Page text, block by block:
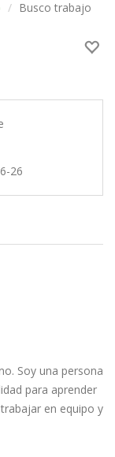
Busco trabajo
26
Soy una persona
para aprender
en equipo y